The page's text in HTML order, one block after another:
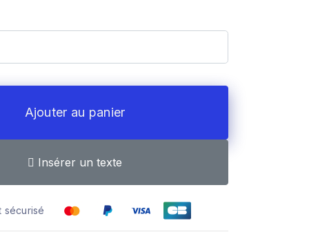
Ajouter au panier
Insérer un texte
sécurisé